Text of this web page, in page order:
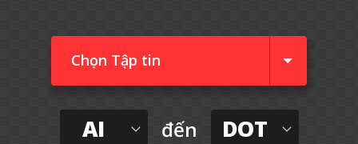
Chọn Tập tin
AI đến DOT